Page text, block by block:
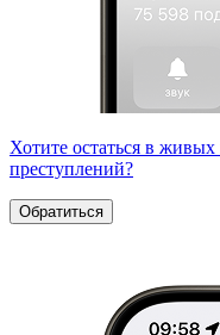
Хотите остаться в
преступлений?
Обратиться